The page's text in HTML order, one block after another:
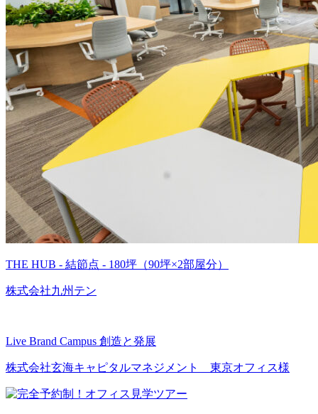
THE HUB - 結節点 - 180坪（90坪×2部屋分）
株式会社九州テン
Live Brand Campus 創造と発展
株式会社玄海キャピタルマネジメント 東京オフィス様